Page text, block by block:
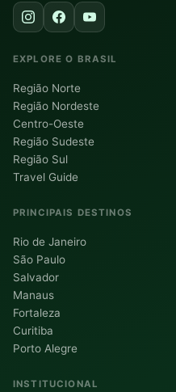
EXPLORE O BRASIL
Região Norte
Região Nordeste
Centro-Oeste
Região Sudeste
Região Sul
Travel Guide
PRINCIPAIS DESTINOS
Rio de Janeiro
São Paulo
Salvador
Manaus
Fortaleza
Curitiba
Porto Alegre
INSTITUCIONAL